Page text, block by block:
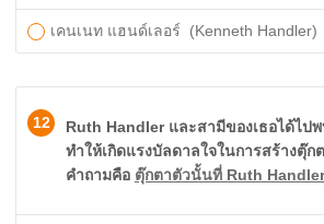
เคนเนท แฮนด์เลอร์ (Kenneth Handler)
12
Ruth Handler และสามีของเธอได้ไป
ทำให้เกิดแรงบัลดาลใจในการสร้างตุ๊ก
คำถามคือ ตุ๊กตาตัวนั้นที่ Ruth